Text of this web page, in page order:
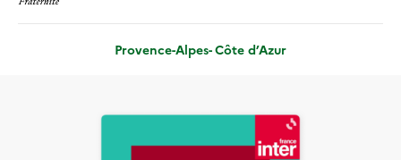
Provence-Alpes- Côte d’Azur